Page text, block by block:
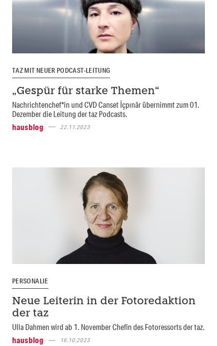
TAZ MIT NEUER PODCAST-LEITUNG
„Gespür für starke Themen“
Nachrichtenchef*in und CVD Canset İçpınâr übernimmt zum 01.
Dezember die Leitung der taz Podcasts.
hausblog
22.11.2023
PERSONALIE
Neue Leiterin in der Fotoredaktion
der taz
Ulla Dahmen wird ab 1. November Chefin des Fotoressorts der taz.
hausblog
16.10.2023